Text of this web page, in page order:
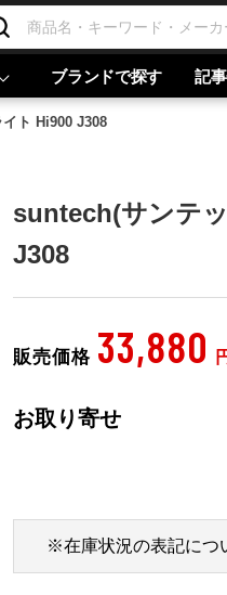
ブランドで探す 記
ト Hi900 J308
suntech(サンテ
J308
販売価格 33,880
お取り寄せ
※在庫状況の表記につ